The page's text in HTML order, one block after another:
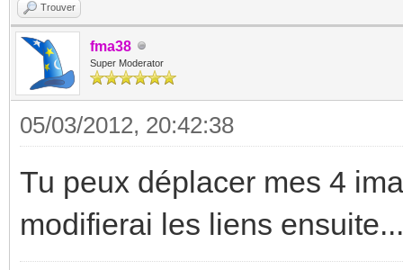
Trouver
fma38
Super Moderator
05/03/2012, 20:42:38
Tu peux déplacer mes 4
modifierai les liens ensuite...